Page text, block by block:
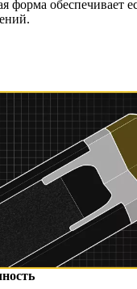
форма обеспечивает